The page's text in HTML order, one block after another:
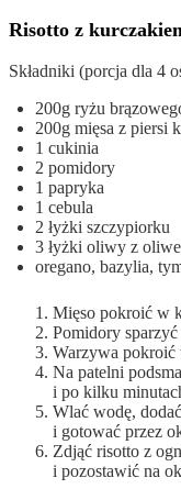
Risotto z
Składniki (porcja dla 4
200g ryżu
200g mięsa z piersi
1 cukinia
2 pomidory
1 papryka
1 cebula
2 łyżki szczypiorku
3 łyżki oliwy z
oregano, bazylia,
Mięso pokroić w
Pomidory
Warzywa pokroić
Na patelni
i po kilku
Wlać wodę,
i gotować przez
Zdjąć risotto z
i pozostawić na